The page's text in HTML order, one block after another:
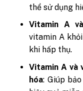
thể sử dụng
Vitamin A
vitamin A
khi hấp thụ.
Vitamin A và
hóa: Giúp